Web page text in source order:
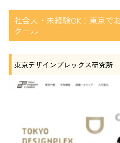
社会人・未経験OK！東京で
クール
東京デザインプレックス研究所